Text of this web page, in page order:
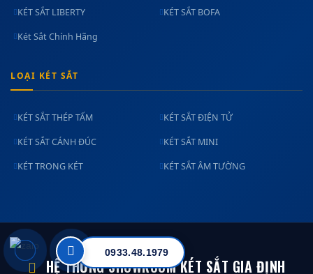
KÉT SẮT LIBERTY KÉT SẮT BOFA
Két Sắt Chính Hãng
LOẠI KÉT SẮT
KÉT SẮT THÉP TẤM KÉT SẮT ĐIỆN TỬ
KÉT SẮT CÁNH ĐÚC KÉT SẮT MINI
KÉT TRONG KÉT KÉT SẮT ÂM TƯỜNG
HỆ THỐNG SHOWROOM KÉT SẮT GIA ĐỊNH
0933.48.1979